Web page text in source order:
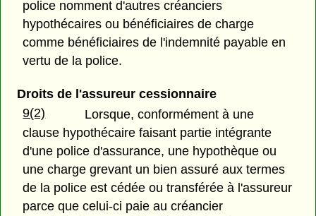
police nomment d'autres créanciers
hypothécaires ou bénéficiaires de charge
comme bénéficiaires de l'indemnité payable en
vertu de la police.
Droits de l'assureur cessionnaire
9(2)
Lorsque, conformément à une
clause hypothécaire faisant partie intégrante
d'une police d'assurance, une hypothèque ou
une charge grevant un bien assuré aux termes
de la police est cédée ou transférée à l'assureur
parce que celui-ci paie au créancier